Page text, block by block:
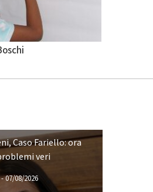
Caso Fariello: ora
veri
07/08/2026